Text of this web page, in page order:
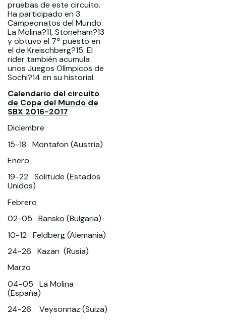
pruebas de este circuito.
Ha participado en 3
Campeonatos del Mundo:
La Molina?11, Stoneham?13
y obtuvo el 7º puesto en
el de Kreischberg?15. El
rider también acumula
unos Juegos Olímpicos de
Sochi?14 en su historial.
Calendario del circuito
de Copa del Mundo de
SBX 2016-2017
Diciembre
15-18 Montafon (Austria)
Enero
19-22 Solitude (Estados
Unidos)
Febrero
02-05 Bansko (Bulgaria)
10-12 Feldberg (Alemania)
24-26 Kazan (Rusia)
Marzo
04-05 La Molina
(España)
24-26 Veysonnaz (Suiza)